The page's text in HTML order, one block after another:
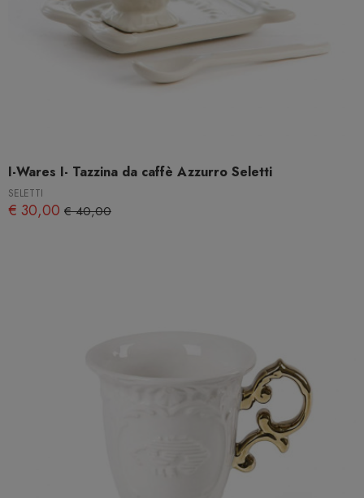
I-Wares I- Tazzina da caffè Azzurro Seletti
SELETTI
€ 30,00 € 40,00